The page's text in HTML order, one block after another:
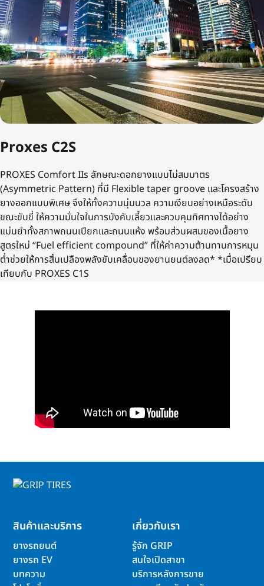
Proxes C2S
PROXES Comfort IIs ลักษณะดอกยางแบบไม่สมมาตร
(Asymmetric Pattern) ที่มี Flexible taper groove และโครงสร้าง
ยางออกแบบพิเศษ จึงให้ทั้งความนุ่มนวล ความเงียบอย่างเหนือระดับ
ขณะขับขี่ ให้ความมั่นใจในการบังคับเลี้ยวและควบคุมทิศทางได้อย่าง
แม่นยำทั้งสภาพถนนเปียกและถนนแห้ง พร้อมส่วนผสมของเนื้อยาง
สูตรใหม่ “Fuel efficient compound” ที่ให้ค่าความต้านทานการหมุน
ต่ำช่วยให้การสิ้นเปลืองพลังขับเคลื่อนของยานยนต์ลงลด* *เมื่อเปรียบ
เทียบกับ PROXES C1S
สินค้าและบริการ
ยางรถยนต์
ยางรถ EV
บทความ
เกี่ยวกับเรา
รู้จัก GRIP
สนใจเปิดสาขา
บริการหลังการขาย